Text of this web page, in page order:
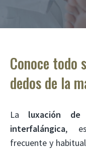
Conoce todo
dedos de la
La luxación
interfalángica,
frecuente y